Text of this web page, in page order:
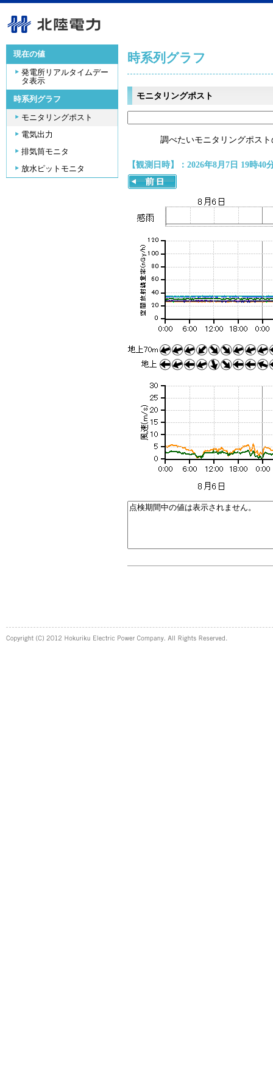
現在の値
発電所リアルタイムデー
タ表示
時系列グラフ
モニタリングポスト
電気出力
排気筒モニタ
放水ピットモニタ
時系列グラフ
モニタリングポスト
調べたいモニタリングポス
【観測日時】：2026年8月7日 19時40